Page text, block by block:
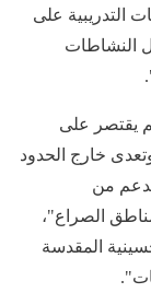
التدريبية على
النشاطات
يقتصر على
خارج الحدود
من
الصراع"،
المقدسة